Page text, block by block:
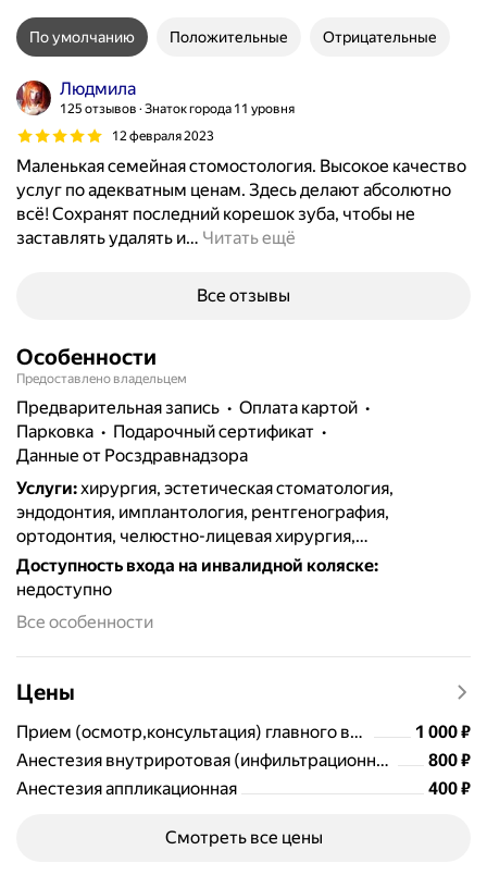
По умолчанию Положительные Отрицательные
Людмила
125 отзывов Знаток города 11 уровня
12 февраля 2023
Маленькая семейная стомостология. Высокое качество
услуг по адекватным ценам. Здесь делают абсолютно
всё! Сохранят последний корешок зуба, чтобы не
заставлять удалять и… Читать ещё
Все отзывы
Особенности
Предоставлено владельцем
предварительная запись
Оплата картой
парковка
подарочный сертификат
данные от Росздравнадзора
Услуги:хирургия, эстетическая стоматология,
эндодонтия, имплантология, рентгенография,
ортодонтия, челюстно-лицевая хирургия,
протезирование, терапия, френулопластика,
пломбирование, удаление зубов, отбеливание,
гигиена полости рта, коронки, лечение каналов, костная
пластика, лечение периодонтита, лечение кисты зуба,
реставрация зубов, ортопедия, элайнеры
Доступность входа на инвалидной коляске:
недоступно
Все особенности
Цены
Прием (осмотр,консультация) главного врача-стоматолога Цена
1000
1 000₽
Анестезия внутриротовая (инфильтрационная, интралигаментарная, внутрипульпарная)
Цена
800₽
Анестезия аппликационная
Цена
400₽
Смотреть все цены